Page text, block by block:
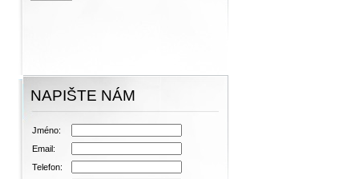
NAPIŠTE NÁM
Jméno:
Email:
Telefon: